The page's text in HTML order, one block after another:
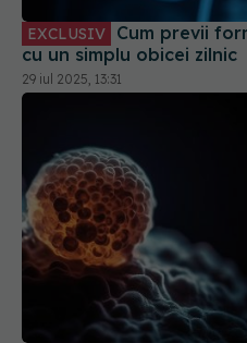
EXCLUSIV
cu un simplu obicei zilnic
29 iul 2025, 13:31